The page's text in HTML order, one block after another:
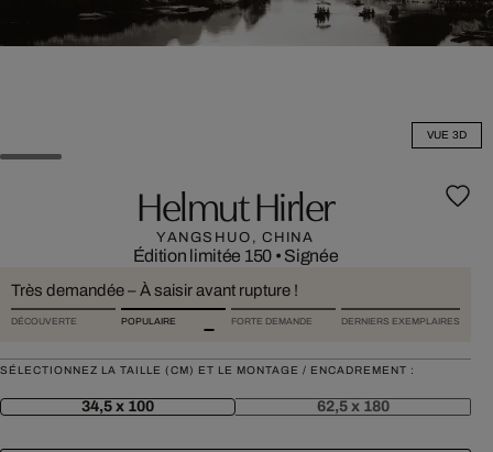
VUE 3D
Helmut Hirler
YANGSHUO, CHINA
Édition limitée 150 • Signée
Très demandée – À saisir avant rupture !
DÉCOUVERTE POPULAIRE FORTE DEMANDE DERNIERS EXEMPLAIRES
SÉLECTIONNEZ LA TAILLE (CM) ET LE MONTAGE / ENCADREMENT :
34,5 x 100 62,5 x 180